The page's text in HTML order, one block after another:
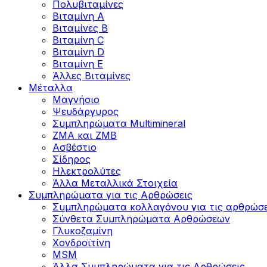
Πολυβιταμίνες
Βιταμίνη Α
Βιταμίνες Β
Βιταμίνη C
Βιταμίνη D
Βιταμίνη Ε
Άλλες Βιταμίνες
Μέταλλα
Μαγνήσιο
Ψευδάργυρος
Συμπληρώματα Multimineral
ZMA και ZMB
Ασβέστιο
Σίδηρος
Ηλεκτρολύτες
Άλλα Mεταλλικά Στοιχεία
Συμπληρώματα για τις Αρθρώσεις
Συμπληρώματα κολλαγόνου για τις
Σύνθετα Συμπληρώματα Αρθρώσεων
Γλυκοζαμίνη
Χονδροϊτίνη
MSM